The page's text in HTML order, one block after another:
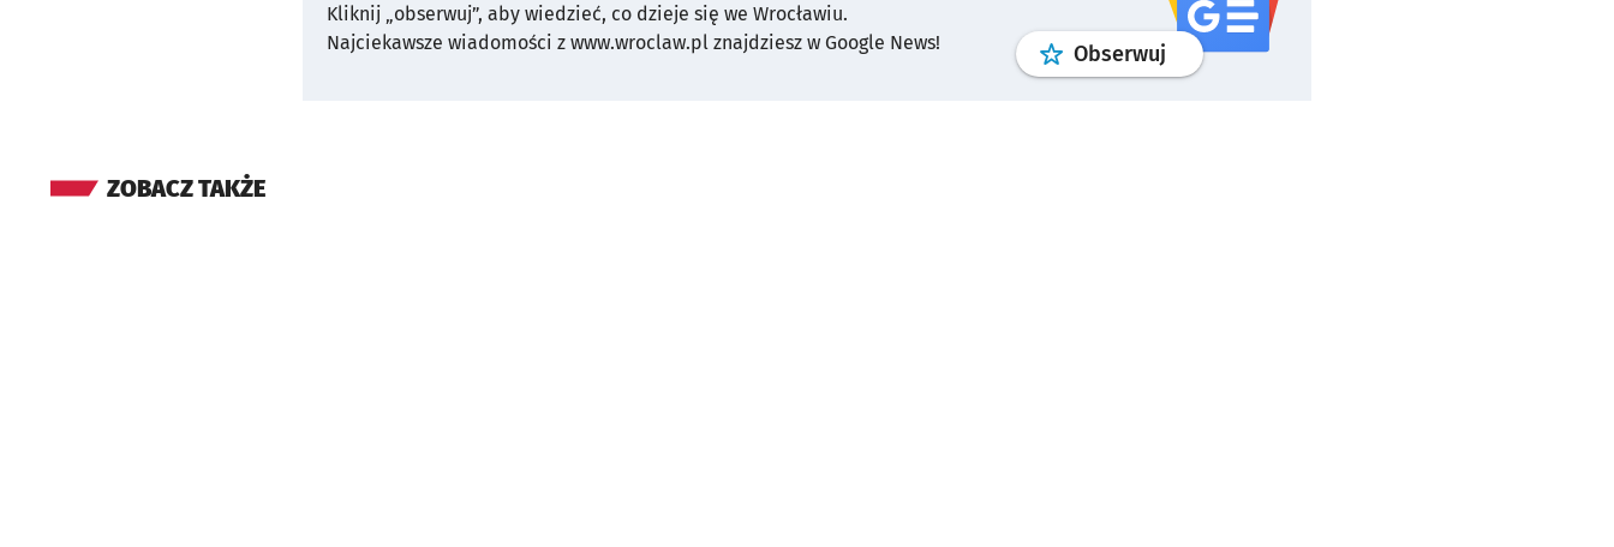
Kliknij „obserwuj”, aby wiedzieć, co dzieje się we Wrocławiu.
Najciekawsze wiadomości z www.wroclaw.pl znajdziesz w Google News!
Obserwuj profilgoogle news
ZOBACZ TAKŻE